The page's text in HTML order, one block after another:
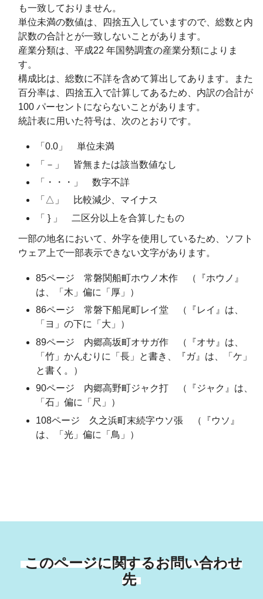
も一致しておりません。
単位未満の数値は、四捨五入していますので、総数と内
訳数の合計とが一致しないことがあります。
産業分類は、平成22 年国勢調査の産業分類によりま
す。
構成比は、総数に不詳を含めて算出してあります。また
百分率は、四捨五入で計算してあるため、内訳の合計が
100 パーセントにならないことがあります。
統計表に用いた符号は、次のとおりです。
「0.0」 単位未満
「－」 皆無または該当数値なし
「・・・」 数字不詳
「△」 比較減少、マイナス
「 } 」 二区分以上を合算したもの
一部の地名において、外字を使用しているため、ソフト
ウェア上で一部表示できない文字があります。
85ページ 常磐関船町ホウノ木作 （『ホウノ』
は、「木」偏に「厚」）
86ページ 常磐下船尾町レイ堂 （『レイ』は、
「ヨ」の下に「大」）
89ページ 内郷高坂町オサガ作 （『オサ』は、
「竹」かんむりに「長」と書き、『ガ』は、「ケ」
と書く。）
90ページ 内郷高野町ジャク打 （『ジャク』は、
「石」偏に「尺」）
108ページ 久之浜町末続字ウソ張 （『ウソ』
は、「光」偏に「鳥」）
このページに関するお問い合わせ
先